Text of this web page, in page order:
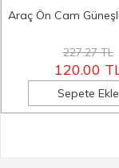
Araç Ön Cam
227.27 TL
120.00
Sepete Ekle